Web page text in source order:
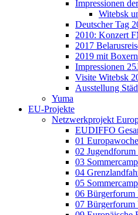
Impressionen
Witebsk
Deutscher Tag
2010: Konzert
2017
2019 mit
Impressionen
Visite Witebsk
Ausstellung
Yuma
EU-Projekte
Netzwerkprojekt
EUDIFFO
01 Europawoche
02 Jugendforum
03
04
05
06 Bürgerforum
07 Bürgerforum